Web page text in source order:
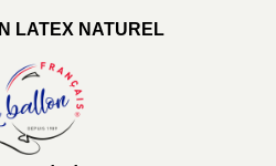
LATEX NATUREL